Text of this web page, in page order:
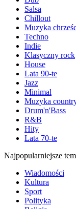
Salsa
Chillout
Muzyka
Techno
Indie
Klasyczny rock
House
Lata 90-te
Jazz
Minimal
Muzyka
Drum'n'Bass
R&B
Hity
Lata 70-te
Najpopularniejsze
Wiadomości
Kultura
Sport
Polityka